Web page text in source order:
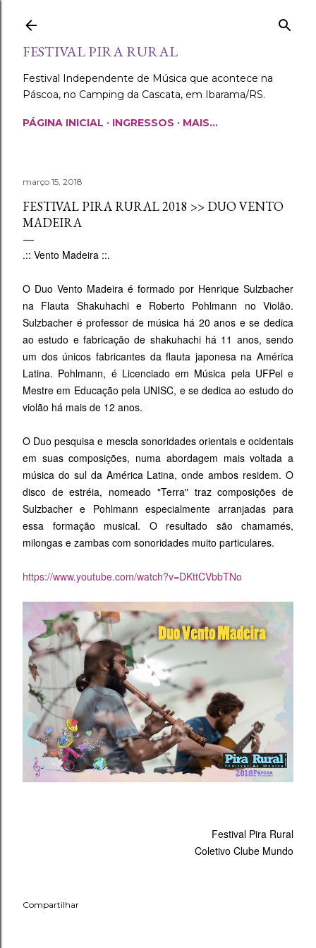
FESTIVAL PIRA RURAL
Festival Independente de Música que acontece na
Páscoa, no Camping da Cascata, em Ibarama/RS.
PÁGINA INICIAL INGRESSOS MAIS…
março 15, 2018
FESTIVAL PIRA RURAL 2018 >> DUO VENTO
MADEIRA
.:: Vento Madeira ::.
O Duo Vento Madeira é formado por Henrique Sulzbacher
na Flauta Shakuhachi e Roberto Pohlmann no Violão.
Sulzbacher é professor de música há 20 anos e se dedica
ao estudo e fabricação de shakuhachi há 11 anos, sendo
um dos únicos fabricantes da flauta japonesa na América
Latina. Pohlmann, é Licenciado em Música pela UFPel e
Mestre em Educação pela UNISC, e se dedica ao estudo do
violão há mais de 12 anos.
O Duo pesquisa e mescla sonoridades orientais e ocidentais
em suas composições, numa abordagem mais voltada a
música do sul da América Latina, onde ambos residem. O
disco de estréia, nomeado "Terra" traz composições de
Sulzbacher e Pohlmann especialmente arranjadas para
essa formação musical. O resultado são chamamés,
milongas e zambas com sonoridades muito particulares.
https://www.youtube.com/watch?v=DKttCVbbTNo
Festival Pira Rural
Coletivo Clube Mundo
Compartilhar